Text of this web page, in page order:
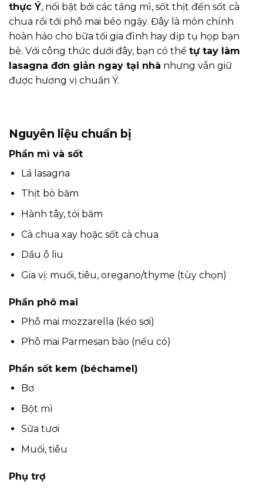
thực Ý, nổi bật bởi các tầng mì, sốt thịt đến sốt cà
chua rồi tới phô mai béo ngậy. Đây là món chính
hoàn hảo cho bữa tối gia đình hay dịp tụ họp bạn
bè. Với công thức dưới đây, bạn có thể tự tay làm
lasagna đơn giản ngay tại nhà nhưng vẫn giữ
được hương vị chuẩn Ý.
Nguyên liệu chuẩn bị
Phần mì và sốt
Lá lasagna
Thịt bò băm
Hành tây, tỏi băm
Cà chua xay hoặc sốt cà chua
Dầu ô liu
Gia vị: muối, tiêu, oregano/thyme (tùy chọn)
Phần phô mai
Phô mai mozzarella (kéo sợi)
Phô mai Parmesan bào (nếu có)
Phần sốt kem (béchamel)
Bơ
Bột mì
Sữa tươi
Muối, tiêu
Phụ trợ